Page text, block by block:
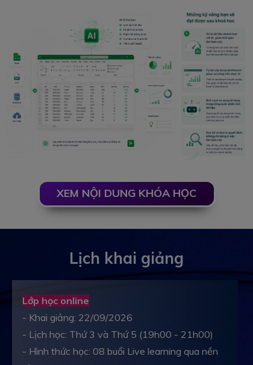
XEM NỘI DUNG KHÓA HỌC
Lịch khai giảng
Lớp học online
- Khai giảng: 22/09/2026
- Lịch học: Thứ 3 và Thứ 5 (19h00 - 21h00)
- Hình thức học: 08 buổi Live learning qua nền